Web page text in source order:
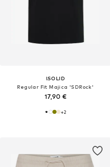
!SOLID
Regular Fit Majica 'SDRock'
17,90 €
+2